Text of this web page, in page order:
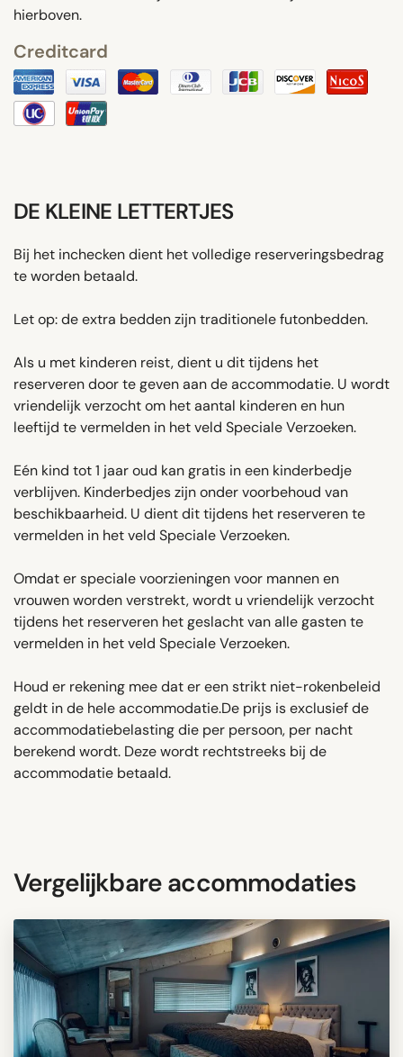
hierboven.
Creditcard
DE KLEINE LETTERTJES
Bij het inchecken dient het volledige reserveringsbedrag
te worden betaald.
Let op: de extra bedden zijn traditionele futonbedden.
Als u met kinderen reist, dient u dit tijdens het
reserveren door te geven aan de accommodatie. U wordt
vriendelijk verzocht om het aantal kinderen en hun
leeftijd te vermelden in het veld Speciale Verzoeken.
Eén kind tot 1 jaar oud kan gratis in een kinderbedje
verblijven. Kinderbedjes zijn onder voorbehoud van
beschikbaarheid. U dient dit tijdens het reserveren te
vermelden in het veld Speciale Verzoeken.
Omdat er speciale voorzieningen voor mannen en
vrouwen worden verstrekt, wordt u vriendelijk verzocht
tijdens het reserveren het geslacht van alle gasten te
vermelden in het veld Speciale Verzoeken.
Houd er rekening mee dat er een strikt niet-rokenbeleid
geldt in de hele accommodatie.De prijs is exclusief de
accommodatiebelasting die per persoon, per nacht
berekend wordt. Deze wordt rechtstreeks bij de
accommodatie betaald.
Vergelijkbare accommodaties